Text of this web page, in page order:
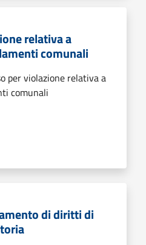
relativa a
comunali
per violazione relativa a
comunali
di diritti di